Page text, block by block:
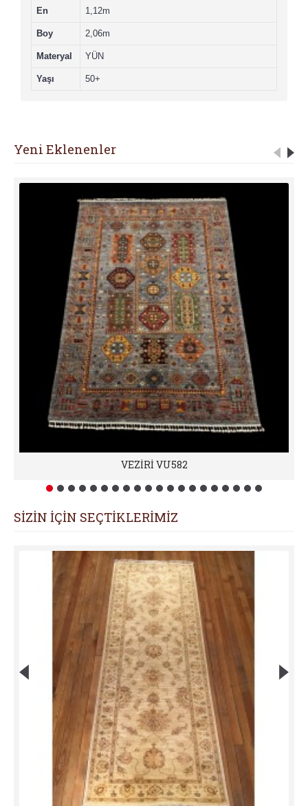
En 1,12m
Boy 2,06m
Materyal YÜN
Yaşı 50+
Yeni Eklenenler
VEZİRİ VU582
SİZİN İÇİN SEÇTİKLERİMİZ